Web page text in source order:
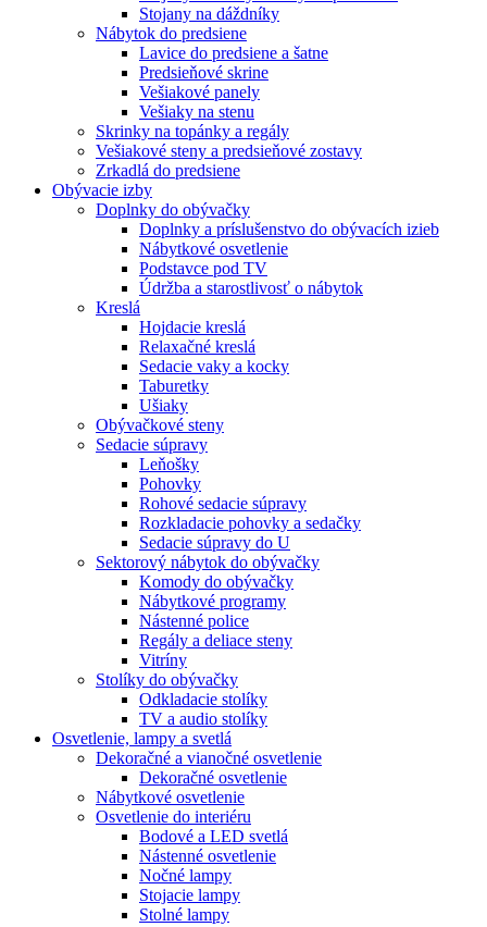
Stojany na dáždníky
Nábytok do predsiene
Lavice do predsiene a šatne
Predsieňové skrine
Vešiakové panely
Vešiaky na stenu
Skrinky na topánky a regály
Vešiakové steny a predsieňové zostavy
Zrkadlá do predsiene
Obývacie izby
Doplnky do obývačky
Doplnky a príslušenstvo do obývacích izieb
Nábytkové osvetlenie
Podstavce pod TV
Údržba a starostlivosť o nábytok
Kreslá
Hojdacie kreslá
Relaxačné kreslá
Sedacie vaky a kocky
Taburetky
Ušiaky
Obývačkové steny
Sedacie súpravy
Leňošky
Pohovky
Rohové sedacie súpravy
Rozkladacie pohovky a sedačky
Sedacie súpravy do U
Sektorový nábytok do obývačky
Komody do obývačky
Nábytkové programy
Nástenné police
Regály a deliace steny
Vitríny
Stolíky do obývačky
Odkladacie stolíky
TV a audio stolíky
Osvetlenie, lampy a svetlá
Dekoračné a vianočné osvetlenie
Dekoračné osvetlenie
Nábytkové osvetlenie
Osvetlenie do interiéru
Bodové a LED svetlá
Nástenné osvetlenie
Nočné lampy
Stojacie lampy
Stolné lampy